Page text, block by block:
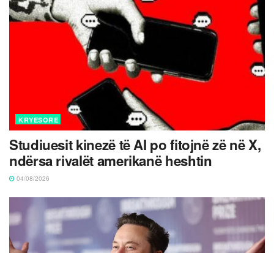
KRYESORE
Studiuesit kinezë të AI po fitojnë zë në X,
ndërsa rivalët amerikanë heshtin
04/08/2026